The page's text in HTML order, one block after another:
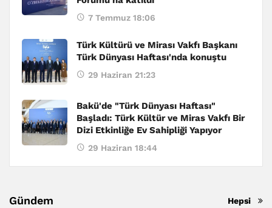
7 Temmuz 18:06
Türk Kültürü ve Mirası Vakfı Başkanı
Türk Dünyası Haftası'nda konuştu
29 Haziran 21:23
Bakü'de "Türk Dünyası Haftası"
Başladı: Türk Kültür ve Miras Vakfı Bir
Dizi Etkinliğe Ev Sahipliği Yapıyor
29 Haziran 18:44
Gündem Hepsi